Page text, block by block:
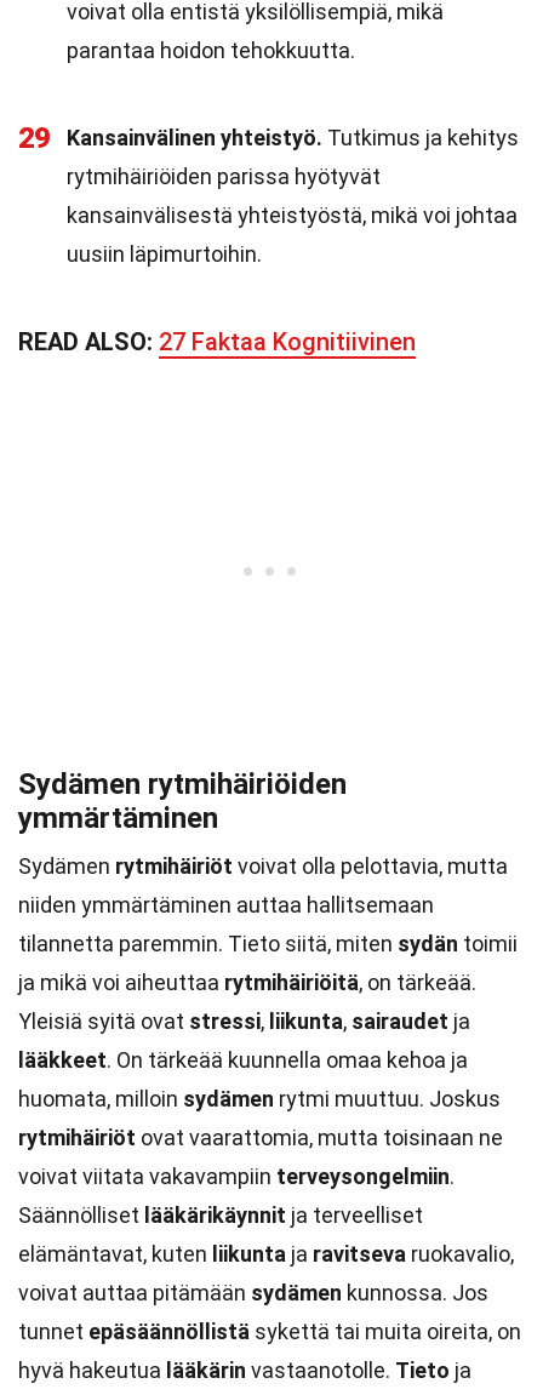
voivat olla entistä yksilöllisempiä, mikä
parantaa hoidon tehokkuutta.
29 Kansainvälinen yhteistyö. Tutkimus ja kehitys
rytmihäiriöiden parissa hyötyvät
kansainvälisestä yhteistyöstä, mikä voi johtaa
uusiin läpimurtoihin.
READ ALSO: 27 Faktaa Kognitiivinen
Sydämen rytmihäiriöiden
ymmärtäminen
Sydämen rytmihäiriöt voivat olla pelottavia, mutta
niiden ymmärtäminen auttaa hallitsemaan
tilannetta paremmin. Tieto siitä, miten sydän toimii
ja mikä voi aiheuttaa rytmihäiriöitä, on tärkeää.
Yleisiä syitä ovat stressi, liikunta, sairaudet ja
lääkkeet. On tärkeää kuunnella omaa kehoa ja
huomata, milloin sydämen rytmi muuttuu. Joskus
rytmihäiriöt ovat vaarattomia, mutta toisinaan ne
voivat viitata vakavampiin terveysongelmiin.
Säännölliset lääkärikäynnit ja terveelliset
elämäntavat, kuten liikunta ja ravitseva ruokavalio,
voivat auttaa pitämään sydämen kunnossa. Jos
tunnet epäsäännöllistä sykettä tai muita oireita, on
hyvä hakeutua lääkärin vastaanotolle. Tieto ja